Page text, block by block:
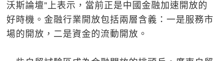
沃斯論壇”上表示，當前正是中國金融加速開放的
好時機。金融行業開放包括兩層含義：一是服務市
場的開放，二是資金的流動開放。